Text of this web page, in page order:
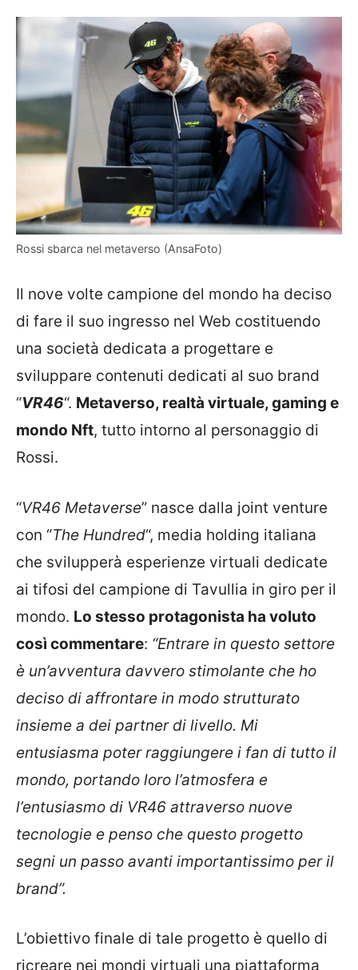
Rossi sbarca nel metaverso (AnsaFoto)
Il nove volte campione del mondo ha deciso
di fare il suo ingresso nel Web costituendo
una società dedicata a progettare e
sviluppare contenuti dedicati al suo brand
“VR46“. Metaverso, realtà virtuale, gaming e
mondo Nft, tutto intorno al personaggio di
Rossi.
“VR46 Metaverse” nasce dalla joint venture
con “The Hundred“, media holding italiana
che svilupperà esperienze virtuali dedicate
ai tifosi del campione di Tavullia in giro per il
mondo. Lo stesso protagonista ha voluto
così commentare: “Entrare in questo settore
è un’avventura davvero stimolante che ho
deciso di affrontare in modo strutturato
insieme a dei partner di livello. Mi
entusiasma poter raggiungere i fan di tutto il
mondo, portando loro l’atmosfera e
l’entusiasmo di VR46 attraverso nuove
tecnologie e penso che questo progetto
segni un passo avanti importantissimo per il
brand”.
L’obiettivo finale di tale progetto è quello di
ricreare nei mondi virtuali una piattaforma